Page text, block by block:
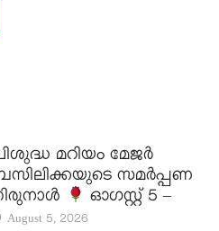
മറിയം മേജർ
സമർപ്പണ
ഓഗസ്റ്റ് 5 –
August 5, 2026